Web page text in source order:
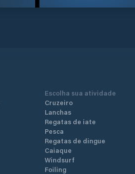
Escolha sua atividade
Cruzeiro
Lanchas
Regatas de iate
Pesca
Regatas de dingue
Caiaque
Windsurf
Foiling